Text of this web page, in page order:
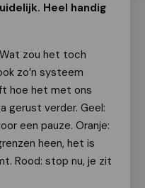
Heel handig
zou het toch
zo’n systeem
hoe het met ons
gerust verder. Geel:
een pauze. Oranje:
heen, het is
Rood: stop nu, je zit